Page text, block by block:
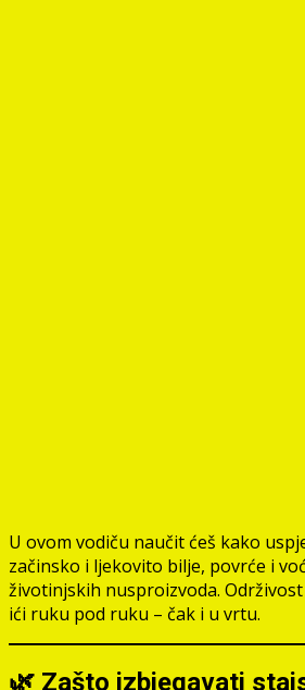
U ovom vodiču naučit ćeš kako
začinsko i ljekovito bilje, povrće i
životinjskih nusproizvoda.
ići ruku pod ruku – čak i u vrtu.
🌿 Zašto izbjegavati